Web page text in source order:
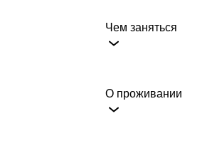
Чем заняться
О проживании